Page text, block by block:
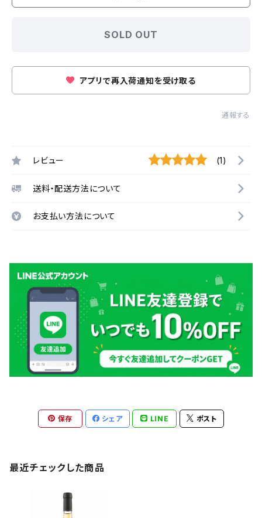
SOLD OUT
アプリで再入荷通知を受け取る
通報する
レビュー (1)
送料・配送方法について
お支払い方法について
保存 シェア LINE ポスト
最近チェックした商品